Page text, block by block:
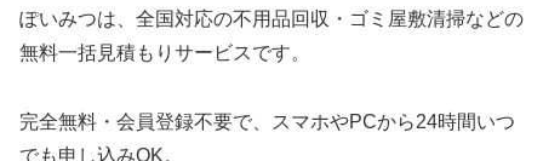
ぽいみつは、全国対応の不用品回収・ゴミ屋敷清掃などの
無料一括見積もりサービスです。
完全無料・会員登録不要で、スマホやPCから24時間いつ
でも申し込みOK。